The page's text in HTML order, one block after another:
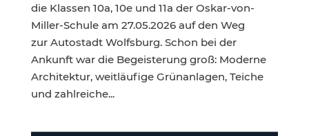
die Klassen 10a, 10e und 11a der Oskar-von-
Miller-Schule am 27.05.2026 auf den Weg
zur Autostadt Wolfsburg. Schon bei der
Ankunft war die Begeisterung groß: Moderne
Architektur, weitläufige Grünanlagen, Teiche
und zahlreiche...